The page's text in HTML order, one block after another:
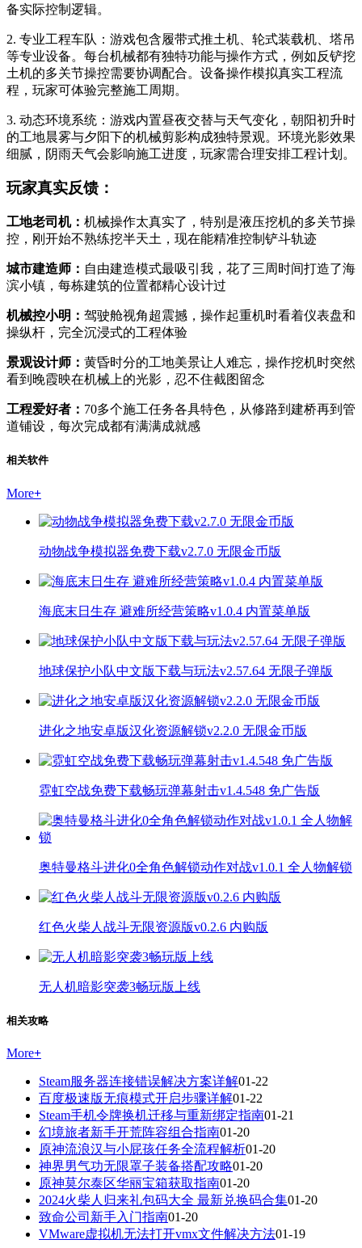
备实际控制逻辑。
2. 专业工程车队：游戏包含履带式推土机、轮式装载机、塔吊
等专业设备。每台机械都有独特功能与操作方式，例如反铲挖
土机的多关节操控需要协调配合。设备操作模拟真实工程流
程，玩家可体验完整施工周期。
3. 动态环境系统：游戏内置昼夜交替与天气变化，朝阳初升时
的工地晨雾与夕阳下的机械剪影构成独特景观。环境光影效果
细腻，阴雨天气会影响施工进度，玩家需合理安排工程计划。
玩家真实反馈：
工地老司机： 机械操作太真实了，特别是液压挖机的多关节操
控，刚开始不熟练挖半天土，现在能精准控制铲斗轨迹
城市建造师： 自由建造模式最吸引我，花了三周时间打造了海
滨小镇，每栋建筑的位置都精心设计过
机械控小明： 驾驶舱视角超震撼，操作起重机时看着仪表盘和
操纵杆，完全沉浸式的工程体验
景观设计师： 黄昏时分的工地美景让人难忘，操作挖机时突然
看到晚霞映在机械上的光影，忍不住截图留念
工程爱好者： 70多个施工任务各具特色，从修路到建桥再到管
道铺设，每次完成都有满满成就感
相关软件
More+
动物战争模拟器免费下载v2.7.0 无限金币版
海底末日生存 避难所经营策略v1.0.4 内置菜单版
地球保护小队中文版下载与玩法v2.57.64 无限子弹版
进化之地安卓版汉化资源解锁v2.2.0 无限金币版
霓虹空战免费下载畅玩弹幕射击v1.4.548 免广告版
奥特曼格斗进化0全角色解锁动作对战v1.0.1 全人物解锁
红色火柴人战斗无限资源版v0.2.6 内购版
无人机暗影突袭3畅玩版上线
相关攻略
More+
Steam服务器连接错误解决方案详解01-22
百度极速版无痕模式开启步骤详解01-22
Steam手机令牌换机迁移与重新绑定指南01-21
幻境旅者新手开荒阵容组合指南01-20
原神流浪汉与小屁孩任务全流程解析01-20
神界男气功无限罩子装备搭配攻略01-20
原神莫尔泰区华丽宝箱获取指南01-20
2024火柴人归来礼包码大全 最新兑换码合集01-20
致命公司新手入门指南01-20
VMware虚拟机无法打开vmx文件解决方法01-19